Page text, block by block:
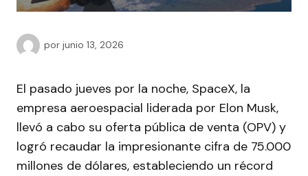
por junio 13, 2026
El pasado jueves por la noche, SpaceX, la
empresa aeroespacial liderada por Elon Musk,
llevó a cabo su oferta pública de venta (OPV) y
logró recaudar la impresionante cifra de 75.000
millones de dólares, estableciendo un récord